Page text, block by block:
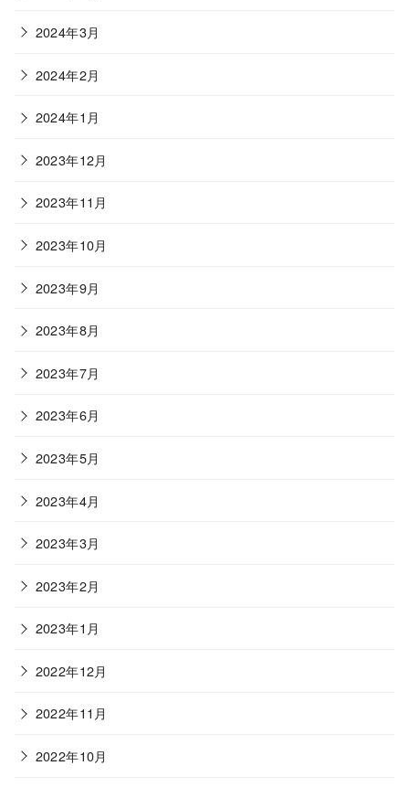
2024年3月
2024年2月
2024年1月
2023年12月
2023年11月
2023年10月
2023年9月
2023年8月
2023年7月
2023年6月
2023年5月
2023年4月
2023年3月
2023年2月
2023年1月
2022年12月
2022年11月
2022年10月